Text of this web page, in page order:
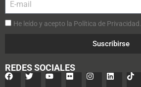
He leído y acepto la Política de Privacidad.
Suscribirse
REDES SOCIALES